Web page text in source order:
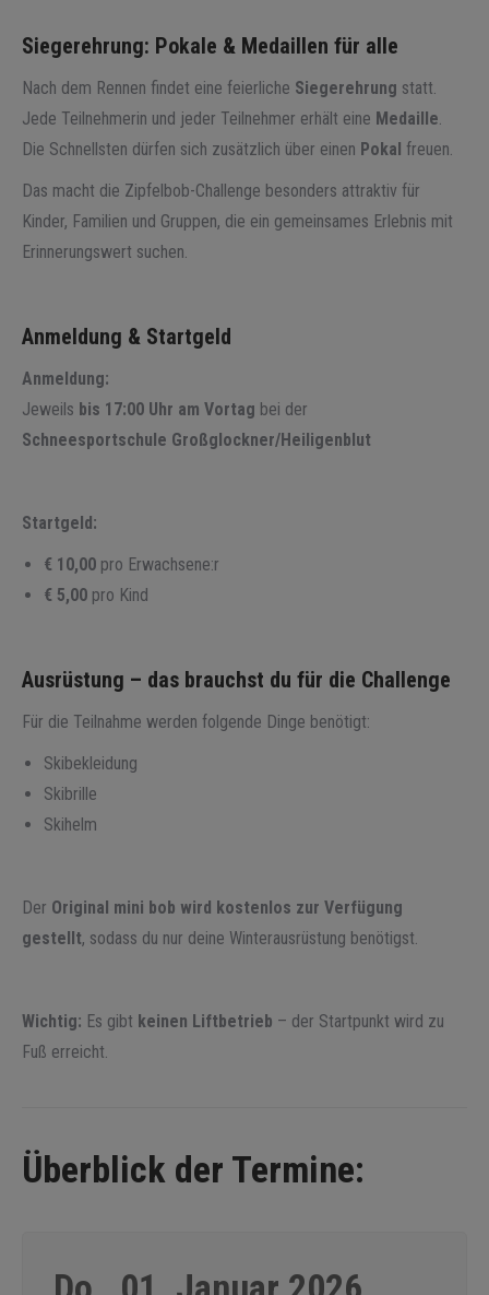
Siegerehrung: Pokale & Medaillen für alle
Nach dem Rennen findet eine feierliche Siegerehrung statt.
Jede Teilnehmerin und jeder Teilnehmer erhält eine Medaille.
Die Schnellsten dürfen sich zusätzlich über einen Pokal freuen.
Das macht die Zipfelbob-Challenge besonders attraktiv für
Kinder, Familien und Gruppen, die ein gemeinsames Erlebnis mit
Erinnerungswert suchen.
Anmeldung & Startgeld
Anmeldung:
Jeweils bis 17:00 Uhr am Vortag bei der
Schneesportschule Großglockner/Heiligenblut
Startgeld:
€ 10,00 pro Erwachsene:r
€ 5,00 pro Kind
Ausrüstung – das brauchst du für die Challenge
Für die Teilnahme werden folgende Dinge benötigt:
Skibekleidung
Skibrille
Skihelm
Der Original mini bob wird kostenlos zur Verfügung
gestellt, sodass du nur deine Winterausrüstung benötigst.
Wichtig: Es gibt keinen Liftbetrieb – der Startpunkt wird zu
Fuß erreicht.
Überblick der Termine: